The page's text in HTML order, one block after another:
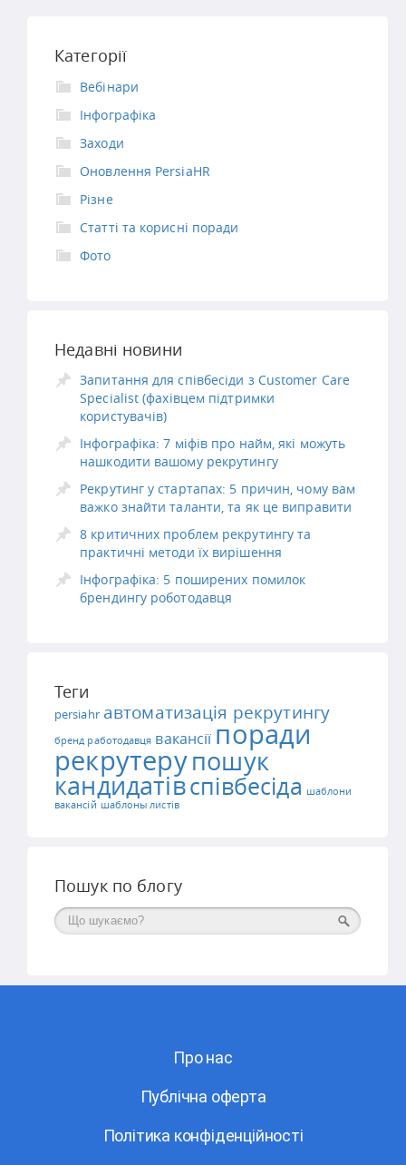
Категорії
Вебінари
Інфографіка
Заходи
Оновлення PersiaHR
Різне
Статті та корисні поради
Фото
Недавні новини
Запитання для співбесіди з Customer Care
Specialist (фахівцем підтримки
користувачів)
Інфографіка: 7 міфів про найм, які можуть
нашкодити вашому рекрутингу
Рекрутинг у стартапах: 5 причин, чому вам
важко знайти таланти, та як це виправити
8 критичних проблем рекрутингу та
практичні методи їх вирішення
Інфографіка: 5 поширених помилок
брендингу роботодавця
Теги
persiahr автоматизація рекрутингу
бренд работодавця вакансії поради
рекрутерупошук
кандидатівспівбесіда шаблони
вакансій шаблоны листів
Пошук по блогу
Поиск
Про нас
Публічна оферта
Політика конфіденційності